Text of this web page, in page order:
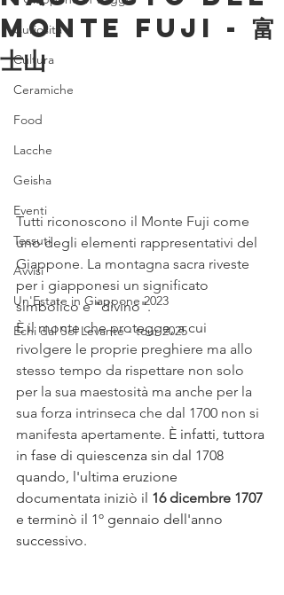
Curiosità
Cultura
Ceramiche
Food
Lacche
Geisha
Eventi
Tessuti
Avvisi
Un'Estate in Giappone 2023
Echi dal Sol Levante - tour 2025
MONTE FUJI - 富
士山
Tutti riconoscono il Monte Fuji come
uno degli elementi rappresentativi del
Giappone. La montagna sacra riveste
per i giapponesi un significato
simbolico e "divino".
È il monte che protegge, a cui
rivolgere le proprie preghiere ma allo
stesso tempo da rispettare non solo
per la sua maestosità ma anche per la
sua forza intrinseca che dal 1700 non si
manifesta apertamente. È infatti, tuttora
in fase di quiescenza sin dal 1708
quando, l'ultima eruzione
documentata iniziò il 16 dicembre 1707
e terminò il 1º gennaio dell'anno
successivo.